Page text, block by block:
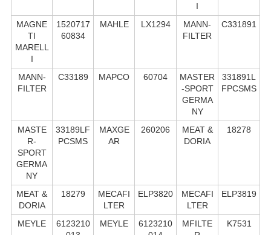
I
MAGNE
TI
MARELL
I
1520717
60834
MAHLE LX1294
MANN-
FILTER
C331891
MANN-
FILTER
C33189 MAPCO 60704
MASTER
-SPORT
GERMA
NY
331891L
FPCSMS
MASTE
R-
SPORT
GERMA
NY
33189LF
PCSMS
MAXGE
AR
260206
MEAT &
DORIA
18278
MEAT &
DORIA
18279
MECAFI
LTER
ELP3820
MECAFI
LTER
ELP3819
MEYLE
6123210
MEYLE
6123210
MFILTE
K7531